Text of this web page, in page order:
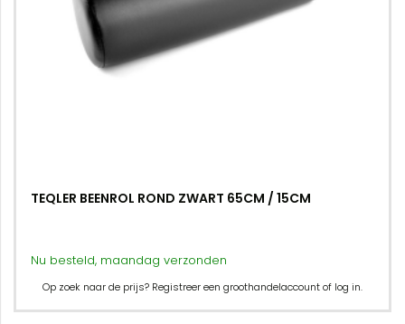
TEQLER BEENROL ROND ZWART 65CM / 15CM
Nu besteld, maandag verzonden
Op zoek naar de prijs? Registreer een groothandelaccount of log in.